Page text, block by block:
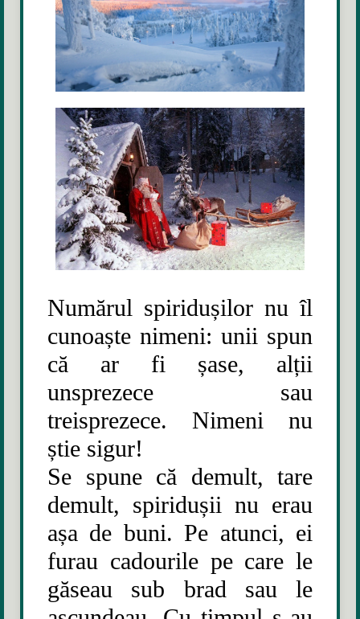
Numărul spiridușilor nu îl
cunoaște nimeni: unii spun
că ar fi șase, alții
unsprezece sau
treisprezece. Nimeni nu
știe sigur!
Se spune că demult, tare
demult, spiridușii nu erau
așa de buni. Pe atunci, ei
furau cadourile pe care le
găseau sub brad sau le